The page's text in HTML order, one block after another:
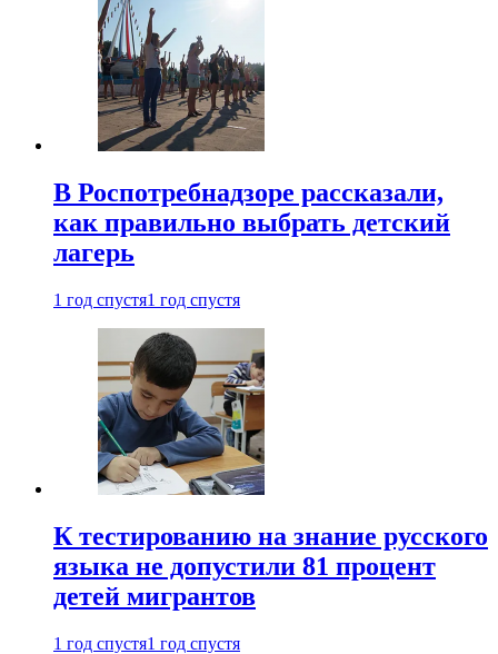
В Роспотребнадзоре рассказали,
как правильно выбрать детский
лагерь
1 год спустя1 год спустя
К тестированию на знание русского
языка не допустили 81 процент
детей мигрантов
1 год спустя1 год спустя